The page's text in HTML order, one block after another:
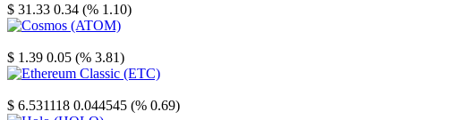
$ 31.33 0.34 (% 1.10)
$ 1.39 0.05 (% 3.81)
$ 6.531118 0.044545 (% 0.69)